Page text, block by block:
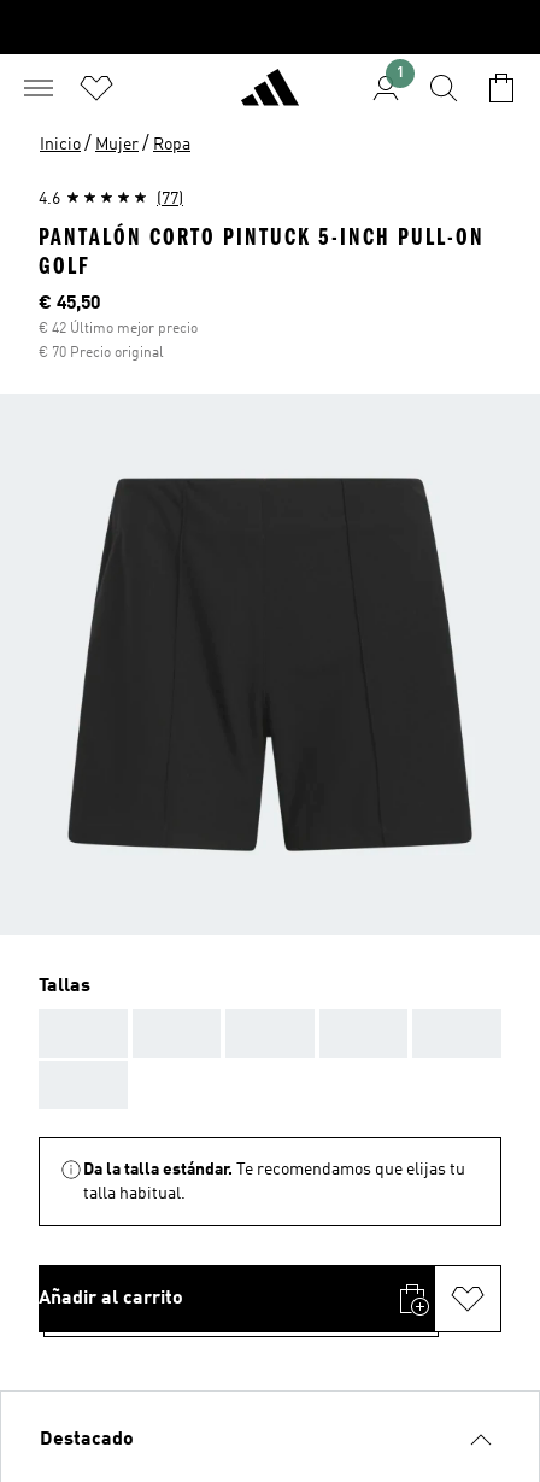
1
Inicio / Mujer / Ropa
4.6 (77)
PANTALÓN CORTO PINTUCK 5-INCH PULL-ON
GOLF
Precio actual
€ 45,50
€ 42 Último mejor precio
€ 70 Precio original
Tallas
Da la talla estándar.
Te recomendamos que elijas tu
talla habitual.
Añadir al carrito
Destacado